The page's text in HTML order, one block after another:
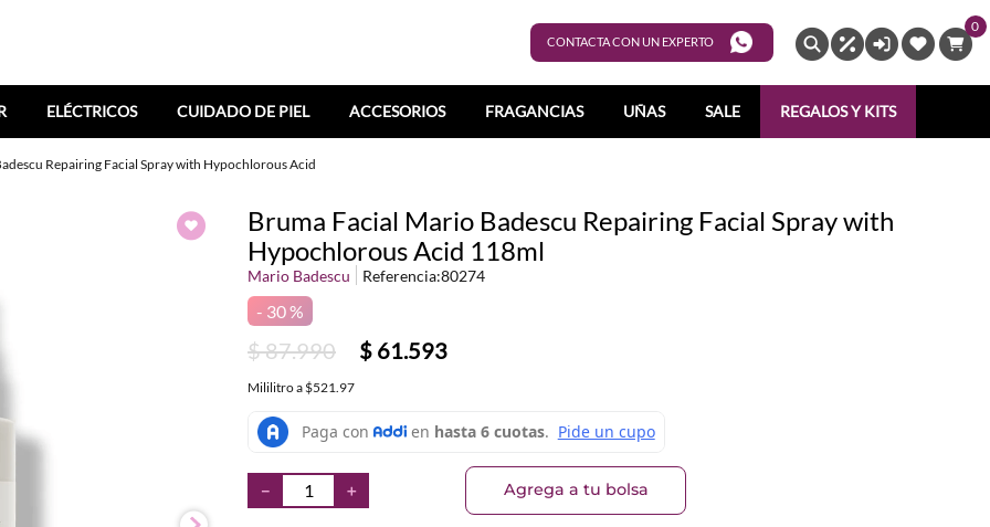
CONTACTA CON UN EXPERTO
0
ELÉCTRICOS CUIDADO DE PIEL ACCESORIOS FRAGANCIAS UÑAS SALE REGALOS Y KITS
Repairing Facial Spray with Hypochlorous Acid
Bruma Facial Mario Badescu Repairing Facial Spray with
Hypochlorous Acid 118ml
Mario Badescu Referencia:80274
30 %
$87.990 $ 61.593
Mililitroa $521.97
＋
－ Agrega a tu bolsa